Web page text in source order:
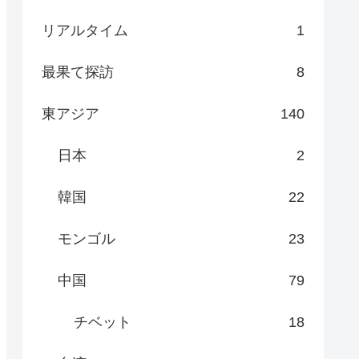
リアルタイム 1
最果て探訪 8
東アジア 140
日本 2
韓国 22
モンゴル 23
中国 79
チベット 18